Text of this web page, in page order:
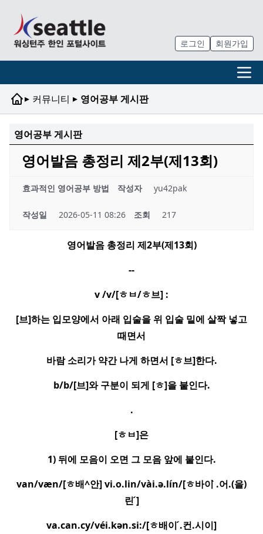
로그인 회원가입
▸ 커뮤니티 ▸ 영어공부 게시판
영어공부 게시판
영어발음 총정리 제2부(제13회)
효과적인 영어공부 방법 작성자 yu42pak
작성일 2026-05-11 08:26 조회 217
영어발음 총정리 제2부(제13회)
--
v /v/[ㅎㅂ/ㅎ브] :
[브]하는 입모양에서 아래 입술을 위 입술 밑에 살짝 넣고
때면서
바람 소리가 약간 나게 하면서 [ㅎ브]한다.
b/b/[브]와 구분이 되게 [ㅎ]을 붙인다.
.
[ㅎㅂ]은
1) 뒤에 모음이 오면 그 모음 앞에 붙인다.
van/væn/[ㅎ배^안] vi.o.lin/vai.ə.lín/[ㅎ바이 .어.(을)
린]
va.can.cy/vei.kən.si:/[ㅎ배이.컨.시이]